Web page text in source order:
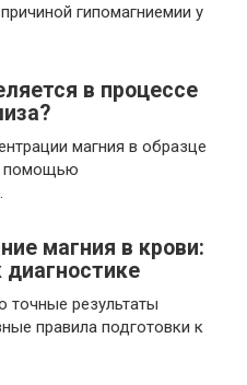
гипомагниемии у
в процессе
магния в образце
помощью
магния в крови:
диагностике
точные результаты
правила подготовки к